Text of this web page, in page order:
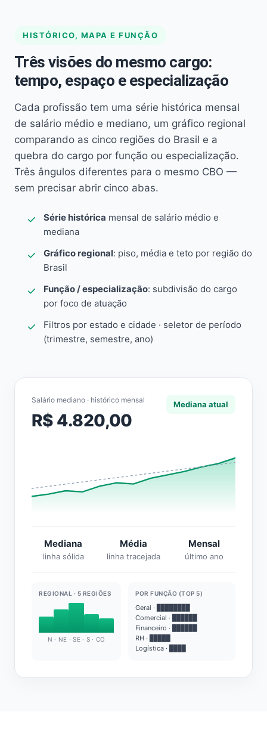
HISTÓRICO, MAPA E FUNÇÃO
Três visões do mesmo cargo:
tempo, espaço e especialização
Cada profissão tem uma série histórica mensal
de salário médio e mediano, um gráfico regional
comparando as cinco regiões do Brasil e a
quebra do cargo por função ou especialização.
Três ângulos diferentes para o mesmo CBO —
sem precisar abrir cinco abas.
Série histórica mensal de salário médio e
mediana
Gráfico regional: piso, média e teto por região do
Brasil
Função / especialização: subdivisão do cargo
por foco de atuação
Filtros por estado e cidade · seletor de período
(trimestre, semestre, ano)
Salário mediano · histórico mensal
R$ 4.820,00
Mediana atual
Mediana
linha sólida
Média
linha tracejada
Mensal
último ano
REGIONAL · 5 REGIÕES
N · NE · SE · S · CO
POR FUNÇÃO (TOP 5)
Geral · ████████
Comercial · ██████
Financeiro · ██████
RH · █████
Logística · ████